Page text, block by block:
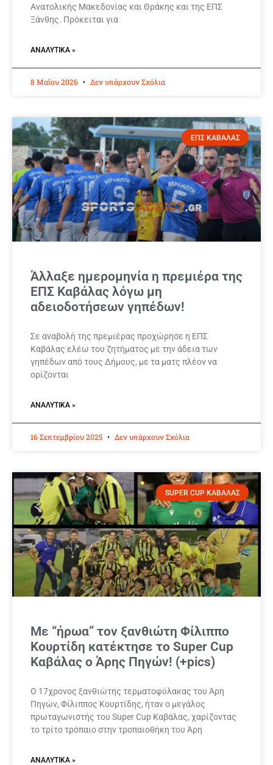
Ανατολικής Μακεδονίας και Θράκης και της ΕΠΣ
Ξάνθης. Πρόκειται για
ΑΝΑΛΥΤΙΚΆ »
8 Μαΐου 2026 Δεν υπάρχουν Σχόλια
ΕΠΣ ΚΑΒΑΛΑΣ
Άλλαξε ημερομηνία η πρεμιέρα της
ΕΠΣ Καβάλας λόγω μη
αδειοδοτήσεων γηπέδων!
Σε αναβολή της πρεμιέρας προχώρησε η ΕΠΣ
Καβάλας ελέω του ζητήματος με την άδεια των
γηπέδων από τους Δήμους, με τα ματς πλέον να
ορίζονται
ΑΝΑΛΥΤΙΚΆ »
16 Σεπτεμβρίου 2025 Δεν υπάρχουν Σχόλια
SUPER CUP ΚΑΒΑΛΑΣ
Με “ήρωα” τον ξανθιώτη Φίλιππο
Κουρτίδη κατέκτησε το Super Cup
Καβάλας ο Άρης Πηγών! (+pics)
Ο 17χρονος ξανθιώτης τερματοφύλακας του Άρη
Πηγών, Φίλιππος Κουρτίδης, ήταν ο μεγάλος
πρωταγωνιστής του Super Cup Καβάλας, χαρίζοντας
το τρίτο τρόπαιο στην τροπαιοθήκη του Άρη
ΑΝΑΛΥΤΙΚΆ »